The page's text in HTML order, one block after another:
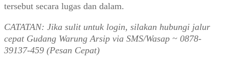
tersebut secara lugas dan dalam.
CATATAN: Jika sulit untuk login, silakan hubungi jalur
cepat Gudang Warung Arsip via SMS/Wasap ~ 0878-
39137-459 (Pesan Cepat)